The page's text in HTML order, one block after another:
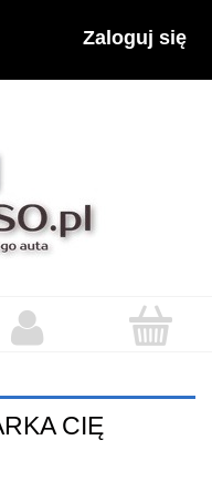
Zaloguj się
CIĘ